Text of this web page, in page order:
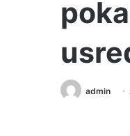
admin